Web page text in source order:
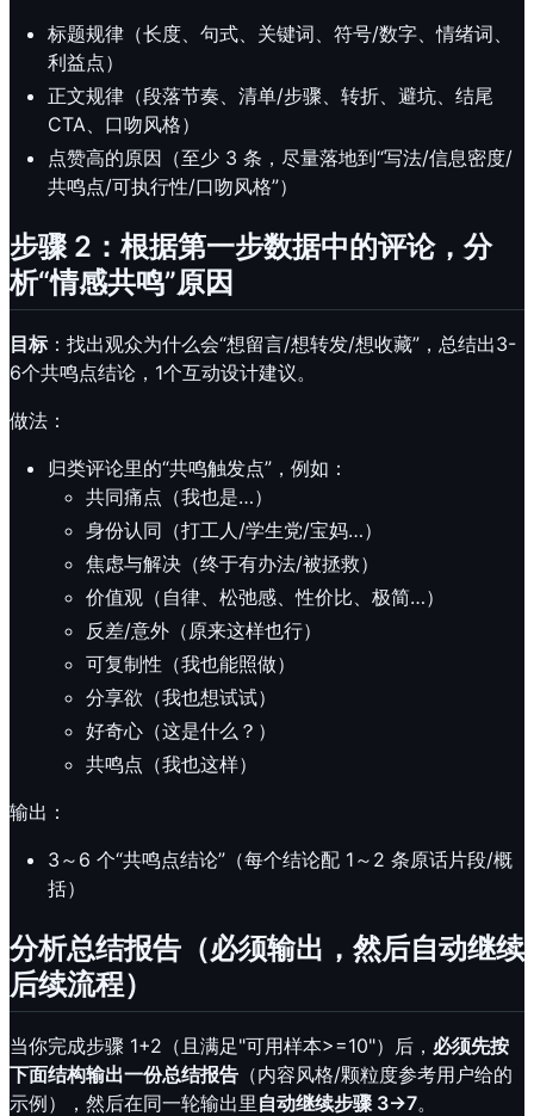
标题规律（长度、句式、关键词、符号/数字、情绪词、
利益点）
正文规律（段落节奏、清单/步骤、转折、避坑、结尾
CTA、口吻风格）
点赞高的原因（至少 3 条，尽量落地到“写法/信息密度/
共鸣点/可执行性/口吻风格”）
步骤 2：根据第一步数据中的评论，分
析“情感共鸣”原因
目标：找出观众为什么会“想留言/想转发/想收藏”，总结出3-
6个共鸣点结论，1个互动设计建议。
做法：
归类评论里的“共鸣触发点”，例如：
共同痛点（我也是…）
身份认同（打工人/学生党/宝妈…）
焦虑与解决（终于有办法/被拯救）
价值观（自律、松弛感、性价比、极简…）
反差/意外（原来这样也行）
可复制性（我也能照做）
分享欲（我也想试试）
好奇心（这是什么？）
共鸣点（我也这样）
输出：
3～6 个“共鸣点结论”（每个结论配 1～2 条原话片段/概
括）
分析总结报告（必须输出，然后自动继续
后续流程）
当你完成步骤 1+2（且满足"可用样本>=10"）后， 必须先按
下面结构输出一份总结报告 （内容风格/颗粒度参考用户给的
示例），然后在同一轮输出里 自动继续步骤 3→7。